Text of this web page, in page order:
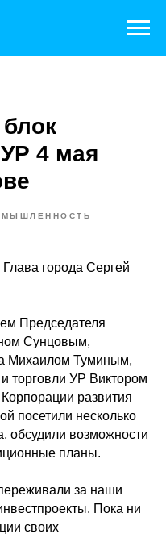
4 мая
города Сергей
Председателя
Сунцовым,
Михаилом Туминым,
торговли УР Виктором
развития
посетили несколько
обсудили возможности
планы.
за наши
Пока ни
своих